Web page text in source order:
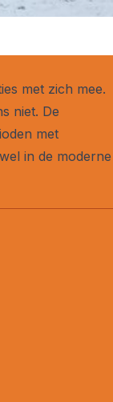
met zich mee.
niet. De
met
in de moderne